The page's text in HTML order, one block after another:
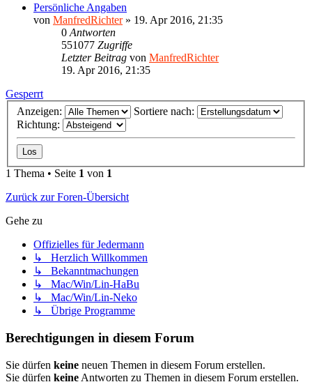
Persönliche Angaben
von ManfredRichter» 19. Apr 2016, 21:35
0 Antworten
551077 Zugriffe
Letzter Beitrag von ManfredRichter
19. Apr 2016, 21:35
Gesperrt
Anzeigen:
Sortiere nach:
Richtung:
1 Thema • Seite 1 von 1
Zurück zur Foren-Übersicht
Gehe zu
Offizielles für Jedermann
↳ Herzlich Willkommen
↳ Bekanntmachungen
↳ Mac/Win/Lin-HaBu
↳ Mac/Win/Lin-Neko
↳ Übrige Programme
Berechtigungen in diesem Forum
Sie dürfen keine neuen Themen in diesem Forum erstellen.
Sie dürfen keine Antworten zu Themen in diesem Forum erstellen.